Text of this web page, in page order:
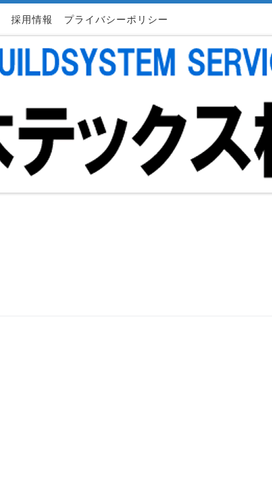
採用情報 プライバシーポリシー